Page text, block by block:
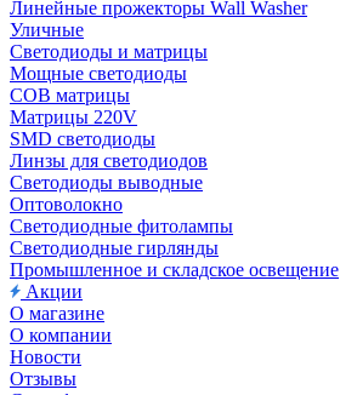
Линейные прожекторы Wall Washer
Уличные
Светодиоды и матрицы
Мощные светодиоды
COB матрицы
Матрицы 220V
SMD светодиоды
Линзы для светодиодов
Светодиоды выводные
Оптоволокно
Светодиодные фитолампы
Светодиодные гирлянды
Промышленное и складское освещение
Акции
О магазине
О компании
Новости
Отзывы